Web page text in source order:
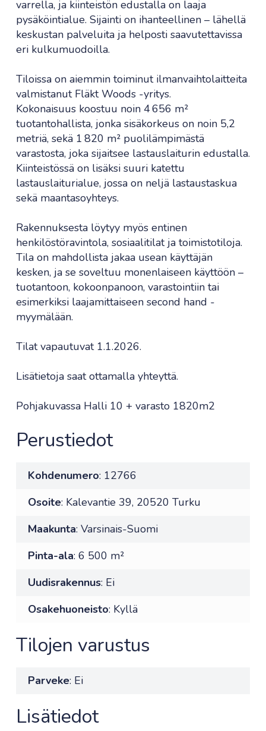
varrella, ja kiinteistön edustalla on laaja
pysäköintialue. Sijainti on ihanteellinen – lähellä
keskustan palveluita ja helposti saavutettavissa
eri kulkumuodoilla.
Tiloissa on aiemmin toiminut ilmanvaihtolaitteita
valmistanut Fläkt Woods -yritys.
Kokonaisuus koostuu noin 4 656 m²
tuotantohallista, jonka sisäkorkeus on noin 5,2
metriä, sekä 1 820 m² puolilämpimästä
varastosta, joka sijaitsee lastauslaiturin edustalla.
Kiinteistössä on lisäksi suuri katettu
lastauslaiturialue, jossa on neljä lastaustaskua
sekä maantasoyhteys.
Rakennuksesta löytyy myös entinen
henkilöstöravintola, sosiaalitilat ja toimistotiloja.
Tila on mahdollista jakaa usean käyttäjän
kesken, ja se soveltuu monenlaiseen käyttöön –
tuotantoon, kokoonpanoon, varastointiin tai
esimerkiksi laajamittaiseen second hand -
myymälään.
Tilat vapautuvat 1.1.2026.
Lisätietoja saat ottamalla yhteyttä.
Pohjakuvassa Halli 10 + varasto 1820m2
Perustiedot
Kohdenumero: 12766
Osoite: Kalevantie 39, 20520 Turku
Maakunta: Varsinais-Suomi
Pinta-ala: 6 500 m²
Uudisrakennus: Ei
Osakehuoneisto: Kyllä
Tilojen varustus
Parveke: Ei
Lisätiedot